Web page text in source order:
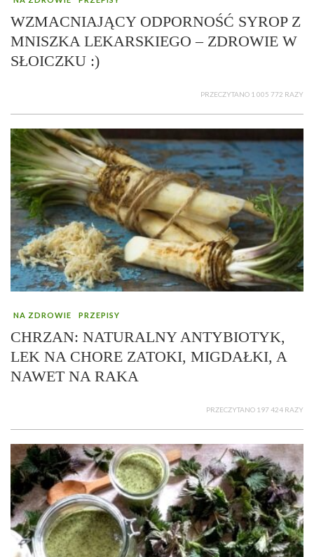
WZMACNIAJĄCY ODPORNOŚĆ SYROP Z
MNISZKA LEKARSKIEGO – ZDROWIE W
SŁOICZKU :)
PRZECZYTANO 1 005 772 RAZY
NA ZDROWIE PRZEPISY
CHRZAN: NATURALNY ANTYBIOTYK,
LEK NA CHORE ZATOKI, MIGDAŁKI, A
NAWET NA RAKA
PRZECZYTANO 197 424 RAZY